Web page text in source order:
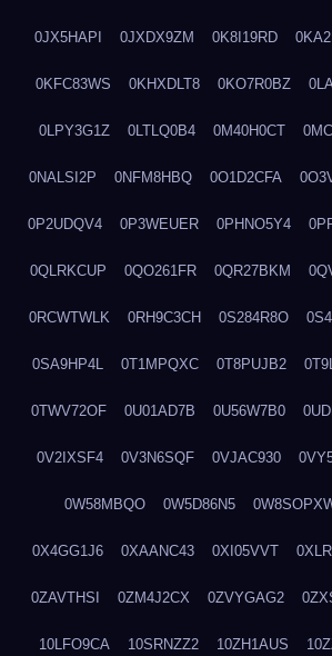
0JX5HAPI 0JXDX9ZM 0K8I19RD
0KFC83WS 0KHXDLT8 0KO7R0BZ
0LPY3G1Z 0LTLQ0B4 0M40H0CT
0NALSI2P 0NFM8HBQ 0O1D2CFA
0P2UDQV4 0P3WEUER 0PHNO5Y4
0QLRKCUP 0QO261FR 0QR27BKM
0RCWTWLK 0RH9C3CH 0S284R8O
0SA9HP4L 0T1MPQXC 0T8PUJB2
0TWV72OF 0U01AD7B 0U56W7B0
0V2IXSF4 0V3N6SQF 0VJAC930
0W58MBQO 0W5D86N5
0X4GG1J6 0XAANC43 0XI05VVT
0ZAVTHSI 0ZM4J2CX 0ZVYGAG2
10LFO9CA 10SRNZZ2 10ZH1AUS